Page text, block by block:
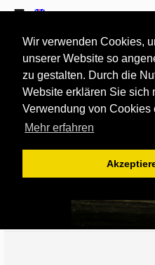
Wir verwenden Cookies,
unserer Website so
zu gestalten. Durch die
Website erklären Sie sich
Verwendung von Cookies
Mehr erfahren
ARCHIV